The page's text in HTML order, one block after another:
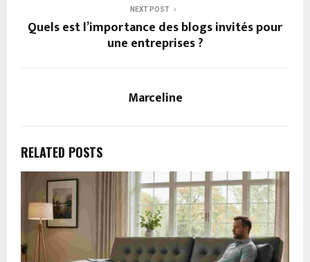
NEXT POST
Quels est l’importance des blogs invités pour
une entreprises ?
Marceline
RELATED POSTS